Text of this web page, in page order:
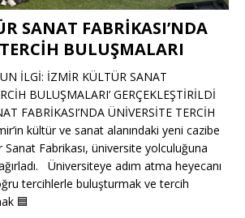
SANAT FABRİKASI’NDA
BULUŞMALARI
İLGİ: İZMİR KÜLTÜR SANAT
BULUŞMALARI’ GERÇEKLEŞTİRİLDİ
FABRİKASI’NDA ÜNİVERSİTE TERCİH
kültür ve sanat alanındaki yeni cazibe
Fabrikası, üniversite yolculuğuna
Üniversiteye adım atma heyecanı
tercihlerle buluşturmak ve tercih
🟦